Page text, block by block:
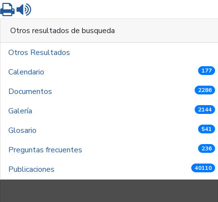
Imprimir
Otros resultados de busqueda
Otros Resultados
Calendario
177
Documentos 2286
Galería 2144
Glosario 541
Preguntas frecuentes 236
Publicaciones 40110